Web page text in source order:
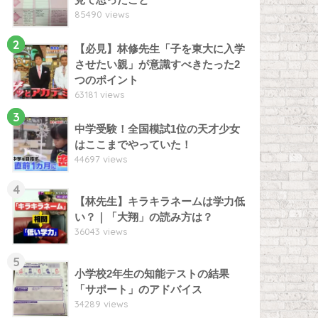
85490 views
2
【必見】林修先生「子を東大に入学
させたい親」が意識すべきたった2
つのポイント
63181 views
3
中学受験！全国模試1位の天才少女
はここまでやっていた！
44697 views
4
【林先生】キラキラネームは学力低
い？｜「大翔」の読み方は？
36043 views
5
小学校2年生の知能テストの結果
「サポート」のアドバイス
34289 views